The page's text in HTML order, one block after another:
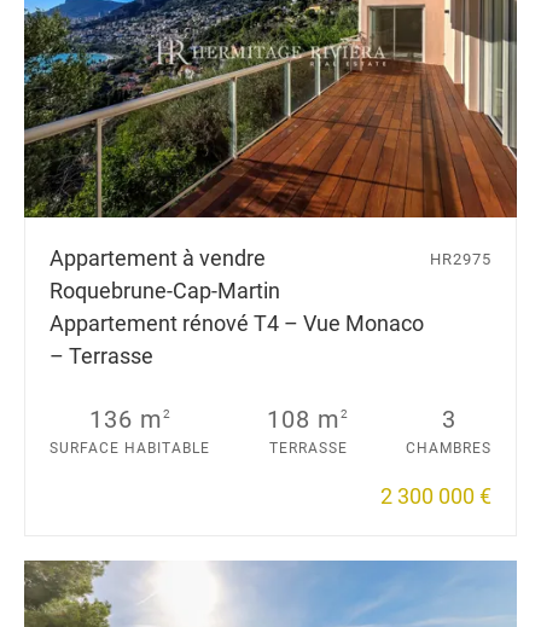
Appartement à vendre
Roquebrune-Cap-Martin
Appartement rénové T4 – Vue Monaco
– Terrasse
HR2975
136 m2
SURFACE HABITABLE
108 m2
TERRASSE
3
CHAMBRES
2 300 000 €